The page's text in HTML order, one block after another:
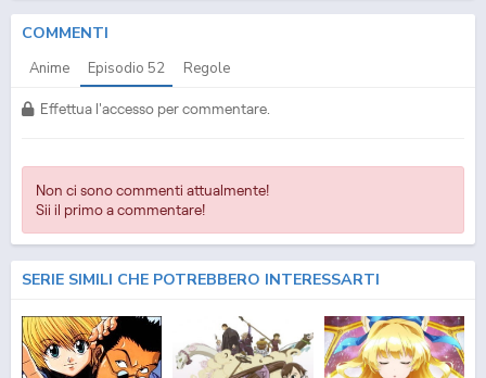
COMMENTI
Anime Episodio 52 Regole
Effettua l'accesso per commentare.
Non ci sono commenti attualmente!
Sii il primo a commentare!
SERIE SIMILI CHE POTREBBERO INTERESSARTI